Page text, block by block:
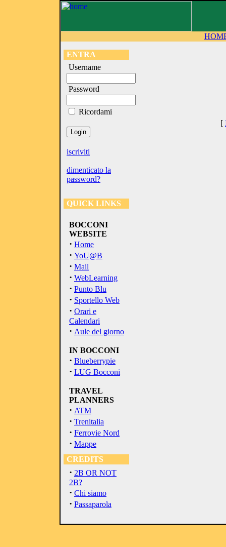
ENTRA
Username
Password
Ricordami
iscriviti
dimenticato la
password?
QUICK LINKS
BOCCONI
WEBSITE
· Home
· YoU@B
· Mail
· WebLearning
· Punto Blu
· Sportello Web
· Orari e
Calendari
· Aule del giorno
IN BOCCONI
· Blueberrypie
· LUG Bocconi
TRAVEL
PLANNERS
· ATM
· Trenitalia
· Ferrovie Nord
· Mappe
CREDITS
· 2B OR NOT
2B?
· Chi siamo
· Passaparola
[